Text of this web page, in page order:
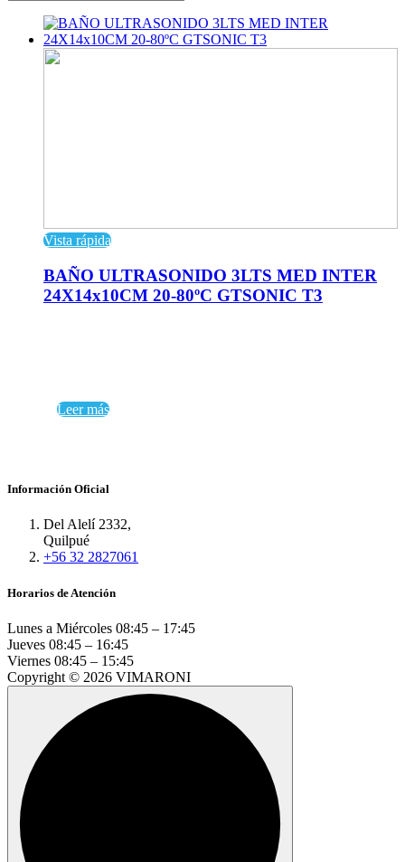
Vista rápida
BAÑO ULTRASONIDO 3LTS MED INTER
24X14x10CM 20-80ºC GTSONIC T3
Leer más
Información Oficial
Del Alelí 2332,
Quilpué
+56 32 2827061
Horarios de Atención
Lunes a Miércoles 08:45 – 17:45
Jueves 08:45 – 16:45
Viernes 08:45 – 15:45
Copyright © 2026 VIMARONI